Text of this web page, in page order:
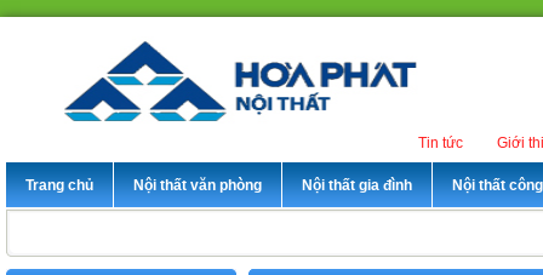
Giới
Tin tức
Trang chủ Nội thất văn phòng Nội thất gia đình Nội thất